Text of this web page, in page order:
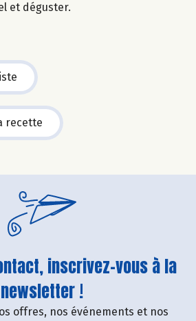
et déguster.
recette
inscrivez-vous à la
newsletter !
offres, nos événements et nos